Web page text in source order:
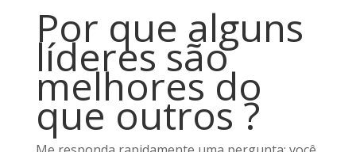
Por que alguns
líderes são
melhores do
que outros ?